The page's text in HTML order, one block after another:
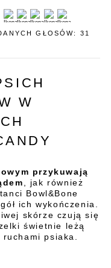
GŁOSÓW: 31
W
przykuwają
, jak również
Bowl&Bone
ich wykończenia.
skórze czują się
świetnie leżą
psiaka.